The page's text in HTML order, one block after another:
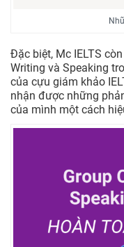
Đặc biệt, Mc IELTS
Writing và Speaking
của cựu giám khảo
nhận được những
của mình một cách